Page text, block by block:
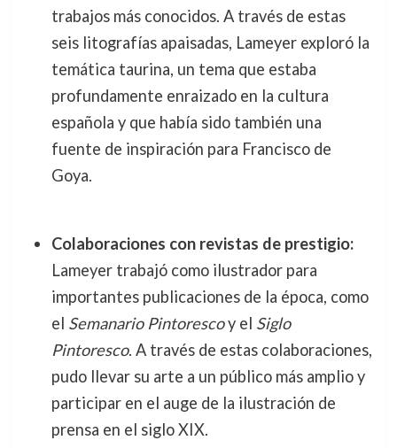
trabajos más conocidos. A través de estas
seis litografías apaisadas, Lameyer exploró la
temática taurina, un tema que estaba
profundamente enraizado en la cultura
española y que había sido también una
fuente de inspiración para Francisco de
Goya.
Colaboraciones con revistas de prestigio:
Lameyer trabajó como ilustrador para
importantes publicaciones de la época, como
el Semanario Pintorescoy el Siglo
Pintoresco. A través de estas colaboraciones,
pudo llevar su arte a un público más amplio y
participar en el auge de la ilustración de
prensa en el siglo XIX.